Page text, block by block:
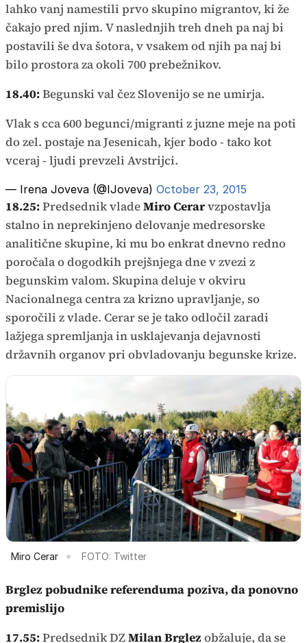
lahko vanj namestili prvo skupino migrantov, ki že
čakajo pred njim. V naslednjih treh dneh pa naj bi
postavili še dva šotora, v vsakem od njih pa naj bi
bilo prostora za okoli 700 prebežnikov.
18.40:Begunski val čez Slovenijo se ne umirja.
Vlak s cca 600 begunci/migranti z juzne meje na poti
do zel. postaje na Jesenicah, kjer bodo - tako kot
vceraj - ljudi prevzeli Avstrijci.
— Irena Joveva (@IJoveva) October 23, 2015
18.25:Predsednik vladeMiro Cerarvzpostavlja
stalno in neprekinjeno delovanje medresorske
analitične skupine, ki mu bo enkrat dnevno redno
poročala o dogodkih prejšnjega dne v zvezi z
begunskim valom. Skupina deluje v okviru
Nacionalnega centra za krizno upravljanje, so
sporočili z vlade. Cerar se je tako odločil zaradi
lažjega spremljanja in usklajevanja dejavnosti
državnih organov pri obvladovanju begunske krize.
Miro Cerar FOTO: Twitter
Brglez pobudnike referenduma poziva, da ponovno
premislijo
17.55:Predsednik DZMilan Brglezobžaluje, da se